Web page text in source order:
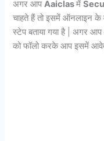
अगर आप Aaiclasमें
चाहते हैं तो इसमें ऑनलाइन के
स्टेप बताया गया है | अगर
को फॉलो करके आप इसमें